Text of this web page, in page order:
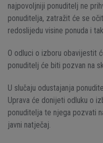
najpovoljniji ponuditelj ne
ponuditelja, zatražit će se
redoslijedu visine ponuda i
O odluci o izboru obavijestit
ponuditelj će biti pozvan na
U slučaju odustajanja
Uprava će donijeti odluku o
ponuditelja te njega pozvati
javni natječaj.